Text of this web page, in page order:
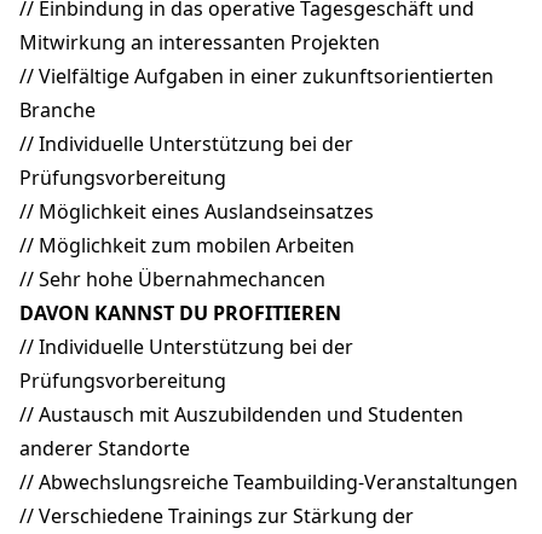
// Einbindung in das operative Tagesgeschäft und
Mitwirkung an interessanten Projekten
// Vielfältige Aufgaben in einer zukunftsorientierten
Branche
// Individuelle Unterstützung bei der
Prüfungsvorbereitung
// Möglichkeit eines Auslandseinsatzes
// Möglichkeit zum mobilen Arbeiten
// Sehr hohe Übernahmechancen
DAVON KANNST DU PROFITIEREN
// Individuelle Unterstützung bei der
Prüfungsvorbereitung
// Austausch mit Auszubildenden und Studenten
anderer Standorte
// Abwechslungsreiche Teambuilding-Veranstaltungen
// Verschiedene Trainings zur Stärkung der